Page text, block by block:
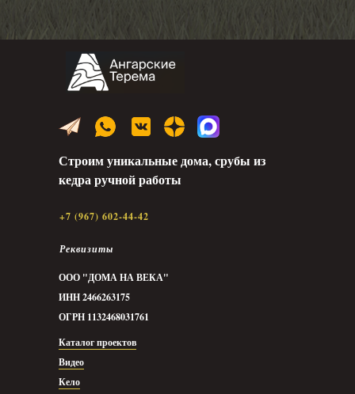
Реквизиты
ООО "ДОМА НА ВЕКА"
ИНН 2466263175
ОГРН 1132468031761
Каталог проектов
Видео
Кело
+7 (967) 602-44-42
Строим уникальные дома, срубы из
кедра ручной работы